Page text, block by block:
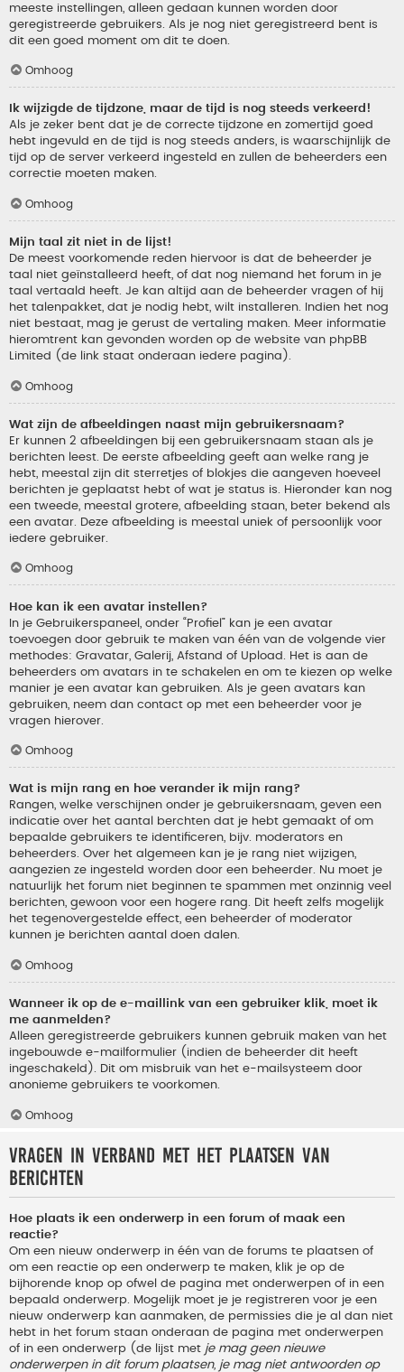
meeste instellingen, alleen gedaan kunnen worden door
geregistreerde gebruikers. Als je nog niet geregistreerd bent is
dit een goed moment om dit te doen.
Omhoog
Ik wijzigde de tijdzone, maar de tijd is nog steeds verkeerd!
Als je zeker bent dat je de correcte tijdzone en zomertijd goed
hebt ingevuld en de tijd is nog steeds anders, is waarschijnlijk de
tijd op de server verkeerd ingesteld en zullen de beheerders een
correctie moeten maken.
Omhoog
Mijn taal zit niet in de lijst!
De meest voorkomende reden hiervoor is dat de beheerder je
taal niet geïnstalleerd heeft, of dat nog niemand het forum in je
taal vertaald heeft. Je kan altijd aan de beheerder vragen of hij
het talenpakket, dat je nodig hebt, wilt installeren. Indien het nog
niet bestaat, mag je gerust de vertaling maken. Meer informatie
hieromtrent kan gevonden worden op de website van phpBB
Limited (de link staat onderaan iedere pagina).
Omhoog
Wat zijn de afbeeldingen naast mijn gebruikersnaam?
Er kunnen 2 afbeeldingen bij een gebruikersnaam staan als je
berichten leest. De eerste afbeelding geeft aan welke rang je
hebt, meestal zijn dit sterretjes of blokjes die aangeven hoeveel
berichten je geplaatst hebt of wat je status is. Hieronder kan nog
een tweede, meestal grotere, afbeelding staan, beter bekend als
een avatar. Deze afbeelding is meestal uniek of persoonlijk voor
iedere gebruiker.
Omhoog
Hoe kan ik een avatar instellen?
In je Gebruikerspaneel, onder “Profiel” kan je een avatar
toevoegen door gebruik te maken van één van de volgende vier
methodes: Gravatar, Galerij, Afstand of Upload. Het is aan de
beheerders om avatars in te schakelen en om te kiezen op welke
manier je een avatar kan gebruiken. Als je geen avatars kan
gebruiken, neem dan contact op met een beheerder voor je
vragen hierover.
Omhoog
Wat is mijn rang en hoe verander ik mijn rang?
Rangen, welke verschijnen onder je gebruikersnaam, geven een
indicatie over het aantal berchten dat je hebt gemaakt of om
bepaalde gebruikers te identificeren, bijv. moderators en
beheerders. Over het algemeen kan je je rang niet wijzigen,
aangezien ze ingesteld worden door een beheerder. Nu moet je
natuurlijk het forum niet beginnen te spammen met onzinnig veel
berichten, gewoon voor een hogere rang. Dit heeft zelfs mogelijk
het tegenovergestelde effect, een beheerder of moderator
kunnen je berichten aantal doen dalen.
Omhoog
Wanneer ik op de e-maillink van een gebruiker klik, moet ik
me aanmelden?
Alleen geregistreerde gebruikers kunnen gebruik maken van het
ingebouwde e-mailformulier (indien de beheerder dit heeft
ingeschakeld). Dit om misbruik van het e-mailsysteem door
anonieme gebruikers te voorkomen.
Omhoog
Vragen in verband met het plaatsen van
berichten
Hoe plaats ik een onderwerp in een forum of maak een
reactie?
Om een nieuw onderwerp in één van de forums te plaatsen of
om een reactie op een onderwerp te maken, klik je op de
bijhorende knop op ofwel de pagina met onderwerpen of in een
bepaald onderwerp. Mogelijk moet je je registreren voor je een
nieuw onderwerp kan aanmaken, de permissies die je al dan niet
hebt in het forum staan onderaan de pagina met onderwerpen
of in een onderwerp (de lijst met je mag geen nieuwe
onderwerpen in dit forum plaatsen, je mag niet antwoorden op